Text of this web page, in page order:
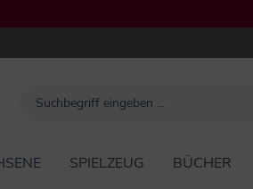
SPIELZEUG BÜCHER